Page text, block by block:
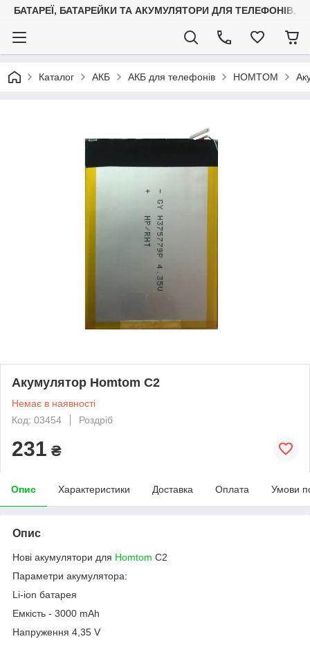
БАТАРЕЇ, БАТАРЕЙКИ ТА АКУМУЛЯТОРИ ДЛЯ ТЕЛЕФОНІВ,
Каталог АКБ АКБ для телефонів HOMTOM
Акумулятор Homtom C2
Немає в наявності
Код: 03454
Роздріб
231 ₴
Опис Характеристики Доставка Оплата Умови
Опис
Нові акумулятори для Homtom C2
Параметри акумулятора:
Li-ion батарея
Емкість - 3000 mAh
Напруження 4,35 V